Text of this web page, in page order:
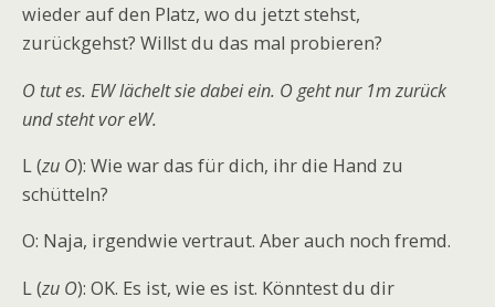
wieder auf den Platz, wo du jetzt stehst,
zurückgehst? Willst du das mal probieren?
O tut es. EW lächelt sie dabei ein. O geht nur 1m zurück
und steht vor eW.
L (zu O): Wie war das für dich, ihr die Hand zu
schütteln?
O: Naja, irgendwie vertraut. Aber auch noch fremd.
L (zu O): OK. Es ist, wie es ist. Könntest du dir